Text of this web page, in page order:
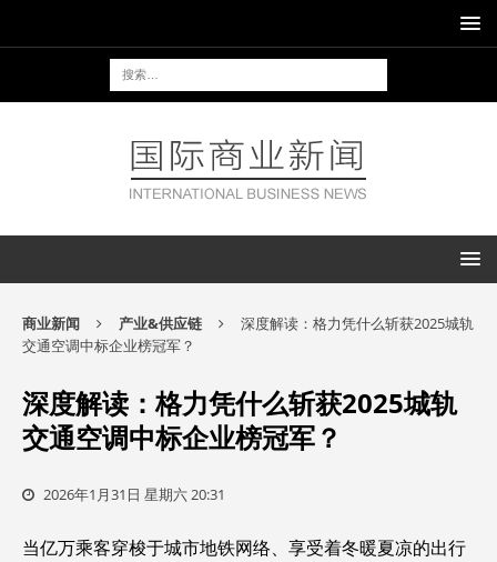
商业新闻 产业&供应链
深度解读：格力凭什么斩获2025城轨
交通空调中标企业榜冠军？
深度解读：格力凭什么斩获2025城轨
交通空调中标企业榜冠军？
2026年1月31日 星期六 20:31
当亿万乘客穿梭于城市地铁网络、享受着冬暖夏凉的出行